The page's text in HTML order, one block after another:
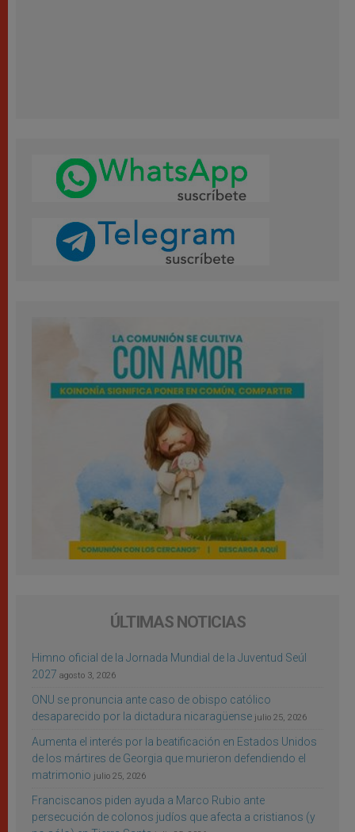
ÚLTIMAS NOTICIAS
Himno oficial de la Jornada Mundial de la Juventud Seúl
2027 agosto 3, 2026
ONU se pronuncia ante caso de obispo católico
desaparecido por la dictadura nicaragüense julio 25, 2026
Aumenta el interés por la beatificación en Estados Unidos
de los mártires de Georgia que murieron defendiendo el
matrimonio julio 25, 2026
Franciscanos piden ayuda a Marco Rubio ante
persecución de colonos judíos que afecta a cristianos (y